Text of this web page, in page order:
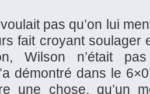
pas qu’on lui
fait croyant soulager
Wilson n’était
démontré dans le
une chose, qu’un